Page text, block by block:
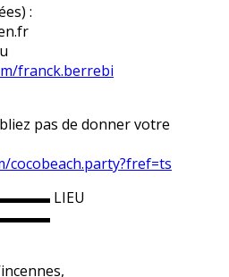
:
franck.berrebi
pas de donner votre
cocobeach.party?fref=ts
LIEU